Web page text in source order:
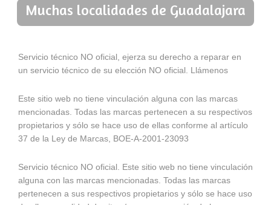
Muchas localidades de Guadalajara
Servicio técnico NO oficial, ejerza su derecho a reparar en
un servicio técnico de su elección NO oficial. Llámenos
Este sitio web no tiene vinculación alguna con las marcas
mencionadas. Todas las marcas pertenecen a su respectivos
propietarios y sólo se hace uso de ellas conforme al artículo
37 de la Ley de Marcas, BOE-A-2001-23093
Servicio técnico NO oficial. Este sitio web no tiene vinculación
alguna con las marcas mencionadas. Todas las marcas
pertenecen a sus respectivos propietarios y sólo se hace uso